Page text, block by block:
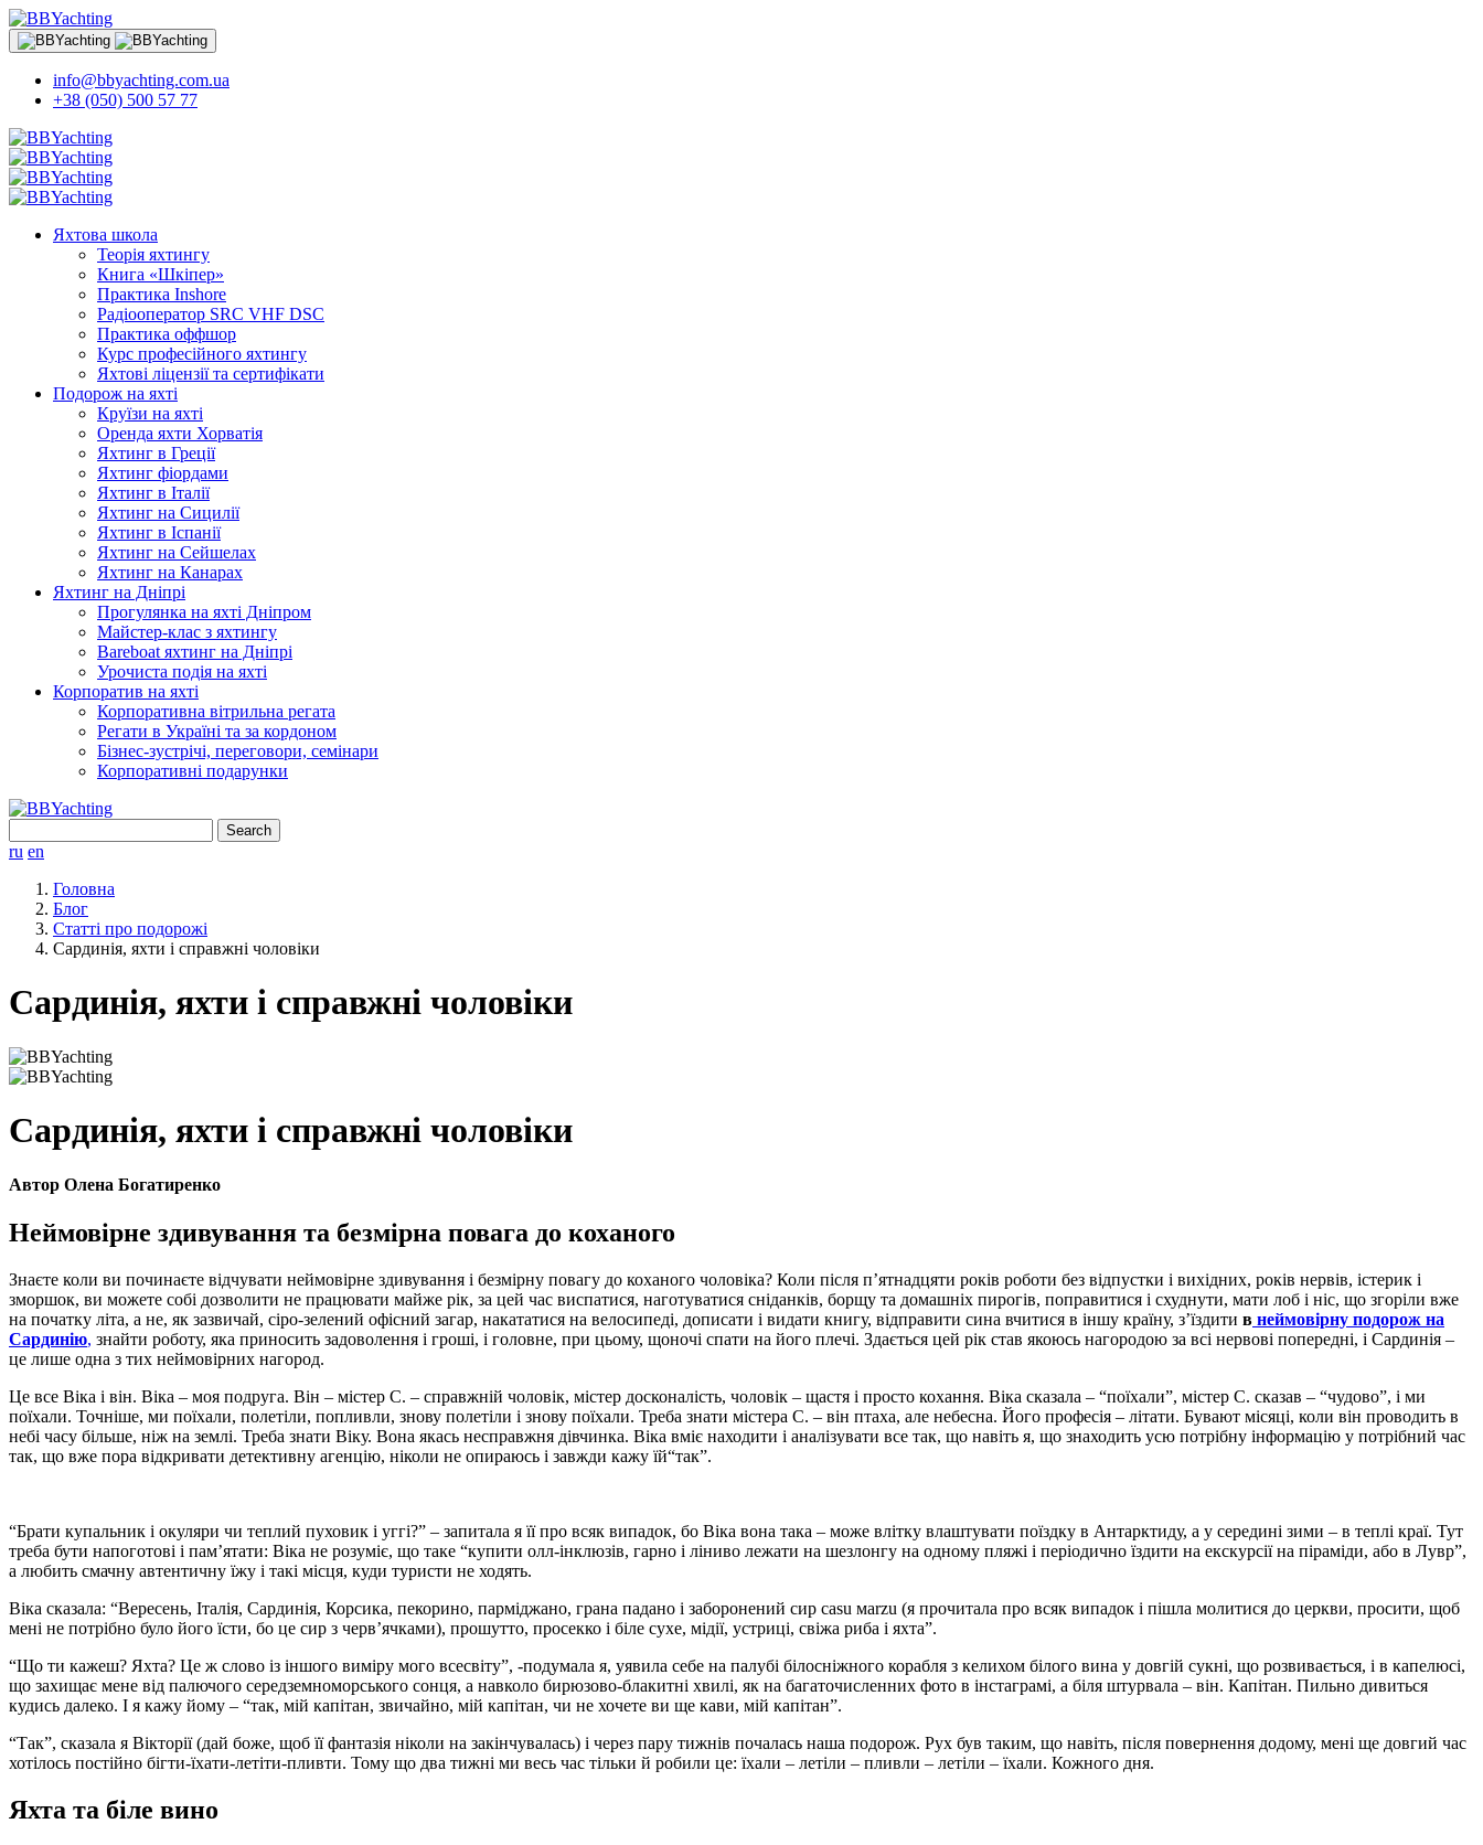
info@bbyachting.com.ua
+38 (050) 500 57 77
Яхтова школа
Теорія яхтингу
Книга «Шкіпер»
Практика Inshore
Радіооператор SRC VHF DSC
Практика оффшор
Курс професійного яхтингу
Яхтові ліцензії та сертифікати
Подорож на яхті
Круїзи на яхті
Оренда яхти Хорватія
Яхтинг в Греції
Яхтинг фіордами
Яхтинг в Італії
Яхтинг на Сицилії
Яхтинг в Іспанії
Яхтинг на Сейшелах
Яхтинг на Канарах
Яхтинг на Дніпрі
Прогулянка на яхті Дніпром
Майстер-клас з яхтингу
Bareboat яхтинг на Дніпрі
Урочиста подія на яхті
Корпоратив на яхті
Корпоративна вітрильна регата
Регати в Україні та за кордоном
Бізнес-зустрічі, переговори, семінари
Корпоративні подарунки
for:
ru en
Головна
Блог
Статті про подорожі
Сардинія, яхти і справжні чоловіки
Сардинія, яхти і справжні чоловіки
Сардинія, яхти і справжні чоловіки
Автор Олена Богатиренко
Неймовірне здивування та безмірна повага до коханого
Знаєте коли ви починаєте відчувати неймовірне здивування і безмірну повагу до коханого чоловіка? Коли після п’ятнадцяти років роботи без відпустки і вихідних, років нервів, істерик і
зморшок, ви можете собі дозволити не працювати майже рік, за цей час виспатися, наготуватися сніданків, борщу та домашніх пирогів, поправитися і схуднути, мати лоб і ніс, що згоріли вже
на початку літа, а не, як зазвичай, сіро-зелений офісний загар, накататися на велосипеді, дописати і видати книгу, відправити сина вчитися в іншу країну, з’їздити в неймовірну подорож на
Сардинію, знайти роботу, яка приносить задоволення і гроші, і головне, при цьому, щоночі спати на його плечі. Здається цей рік став якоюсь нагородою за всі нервові попередні, і Сардинія –
це лише одна з тих неймовірних нагород.
Це все Віка і він. Віка – моя подруга. Він – містер С. – справжній чоловік, містер досконалість, чоловік – щастя і просто кохання. Віка сказала – “поїхали”, містер С. сказав – “чудово”, і ми
поїхали. Точніше, ми поїхали, полетіли, попливли, знову полетіли і знову поїхали. Треба знати містера С. – він птаха, але небесна. Його професія – літати. Бувают місяці, коли він проводить в
небі часу більше, ніж на землі. Треба знати Віку. Вона якась несправжня дівчинка. Віка вміє находити і аналізувати все так, що навіть я, що знаходить усю потрібну інформацію у потрібний час
так, що вже пора відкривати детективну агенцію, ніколи не опираюсь і завжди кажу їй“так”.
“Брати купальник і окуляри чи теплий пуховик і уггі?” – запитала я її про всяк випадок, бо Віка вона така – може влітку влаштувати поїздку в Антарктиду, а у середині зими – в теплі краї. Тут
треба бути напоготові і пам’ятати: Віка не розуміє, що таке “купити олл-інклюзів, гарно і ліниво лежати на шезлонгу на одному пляжі і періодично їздити на екскурсії на піраміди, або в Лувр”,
а любить смачну автентичну їжу і такі місця, куди туристи не ходять.
Віка сказала: “Вересень, Італія, Сардинія, Корсика, пекорино, парміджано, грана падано і заборонений сир сasu мarzu (я прочитала про всяк випадок і пішла молитися до церкви, просити, щоб
мені не потрібно було його їсти, бо це сир з черв’ячками), прошутто, просекко і біле сухе, мідії, устриці, свіжа риба і яхта”.
“Що ти кажеш? Яхта? Це ж слово із іншого виміру мого всесвіту”, -подумала я, уявила себе на палубі білосніжного корабля з келихом білого вина у довгій сукні, що розвивається, і в капелюсі,
що захищає мене від палючого середземноморського сонця, а навколо бирюзово-блакитні хвилі, як на багаточисленних фото в інстаграмі, а біля штурвала – він. Капітан. Пильно дивиться
кудись далеко. І я кажу йому – “так, мій капітан, звичайно, мій капітан, чи не хочете ви ще кави, мій капітан”.
“Так”, сказала я Вікторії (дай боже, щоб її фантазія ніколи на закінчувалась) і через пару тижнів почалась наша подорож. Рух був таким, що навіть, після повернення додому, мені ще довгий час
хотілось постійно бігти-їхати-летіти-пливти. Тому що два тижні ми весь час тільки й робили це: їхали – летіли – пливли – летіли – їхали. Кожного дня.
Яхта та біле вино